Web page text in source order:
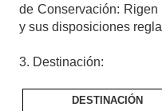
de Conservación:
y sus disposiciones
3. Destinación:
DESTINACIÓN